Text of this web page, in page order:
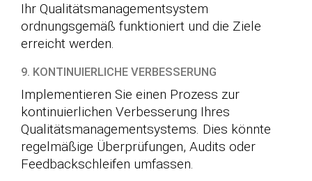
Ihr Qualitätsmanagementsystem
ordnungsgemäß funktioniert und die Ziele
erreicht werden.
9. KONTINUIERLICHE VERBESSERUNG
Implementieren Sie einen Prozess zur
kontinuierlichen Verbesserung Ihres
Qualitätsmanagementsystems. Dies könnte
regelmäßige Überprüfungen, Audits oder
Feedbackschleifen umfassen.